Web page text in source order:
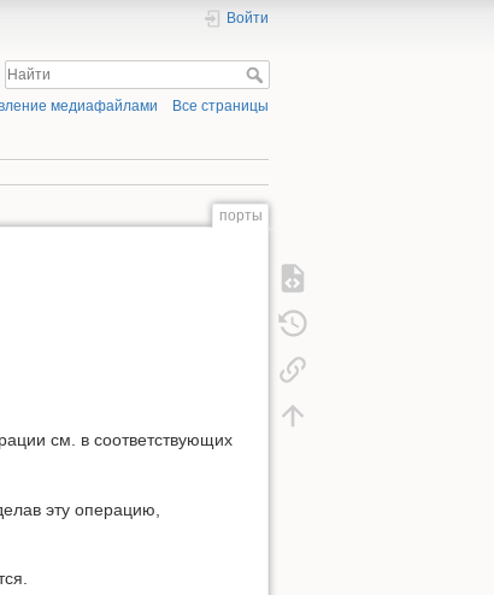
Войти
медиафайлами Все страницы
порты
см. в соответствующих
эту операцию,